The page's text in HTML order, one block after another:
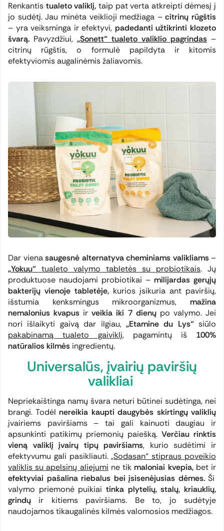
Renkantis tualeto valiklį, taip pat verta atkreipti dėmesį į
jo sudėtį. Jau minėta veiklioji medžiaga –citrinų rūgštis
– yra veiksminga ir efektyvi, padedanti užtikrinti klozeto
švarą. Pavyzdžiui, „Sonett“ tualeto valiklio pagrindas –
citrinų rūgštis, o formulė papildyta ir kitomis
efektyviomis augalinėmis žaliavomis.
Dar vienasaugesnė alternatyva cheminiams valikliams–
„Yokuu“ tualeto valymo tabletės su probiotikais. Jų
produktuose naudojami probiotikai – milijardas gerųjų
bakterijų vienoje tabletėje, kurios įsikuria ant paviršių,
išstumia kenksmingus mikroorganizmus, mažina
nemalonius kvapus irveikia iki 7 dienųpo valymo. Jei
nori išlaikyti gaivą dar ilgiau, „Etamine du Lys“ siūlo
pakabinamą tualeto gaiviklį, pagamintų iš 100%
natūralios kilmės ingredientų.
Universalūs, įvairių paviršių
valikliai
Nepriekaištinga namų švara neturi būtinei sudėtinga, nei
brangi. Todėl nereikia kaupti daugybės skirtingų valiklių
įvairiems paviršiams – tai gali kainuoti daugiau ir
apsunkinti patikimų priemonių paiešką. Verčiau rinktis
vieną valiklį įvairų tipų paviršiams, kurio sudėtimi ir
efektyvumu gali pasikliauti.„Sodasan“ stipraus poveikio
valiklis su apelsinų aliejumi ne tikmaloniai kvepia,bet ir
efektyviai pašalina riebalus bei įsisenėjusias dėmes.Ši
valymo priemonė puikiai tinka plytelių, stalų, kriauklių,
grindų ir kitiems paviršiams. Be to, jo sudėtyje
naudojamos tikaugalinės kilmės valomosios medžiagos.